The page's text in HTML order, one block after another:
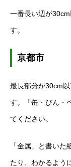
一番長い辺が
す。
京都市
最長部分が30cm
す。「缶・びん・
てください。
「金属」と書い
たり、わかるよう